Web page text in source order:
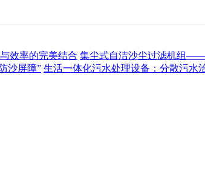
效率的完美结合 集尘式自洁沙尘过滤机组
沙屏障” 生活一体化污水处理设备：分散污水